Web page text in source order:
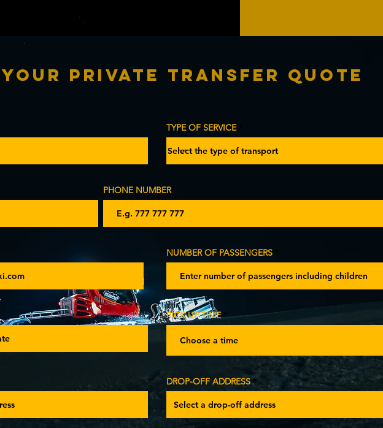
Your Private Transfer Quote
TYPE OF SERVICE
PHONE NUMBER
NUMBER OF PASSENGERS
PICK UP TIME
Choose a time
DROP-OFF ADDRESS